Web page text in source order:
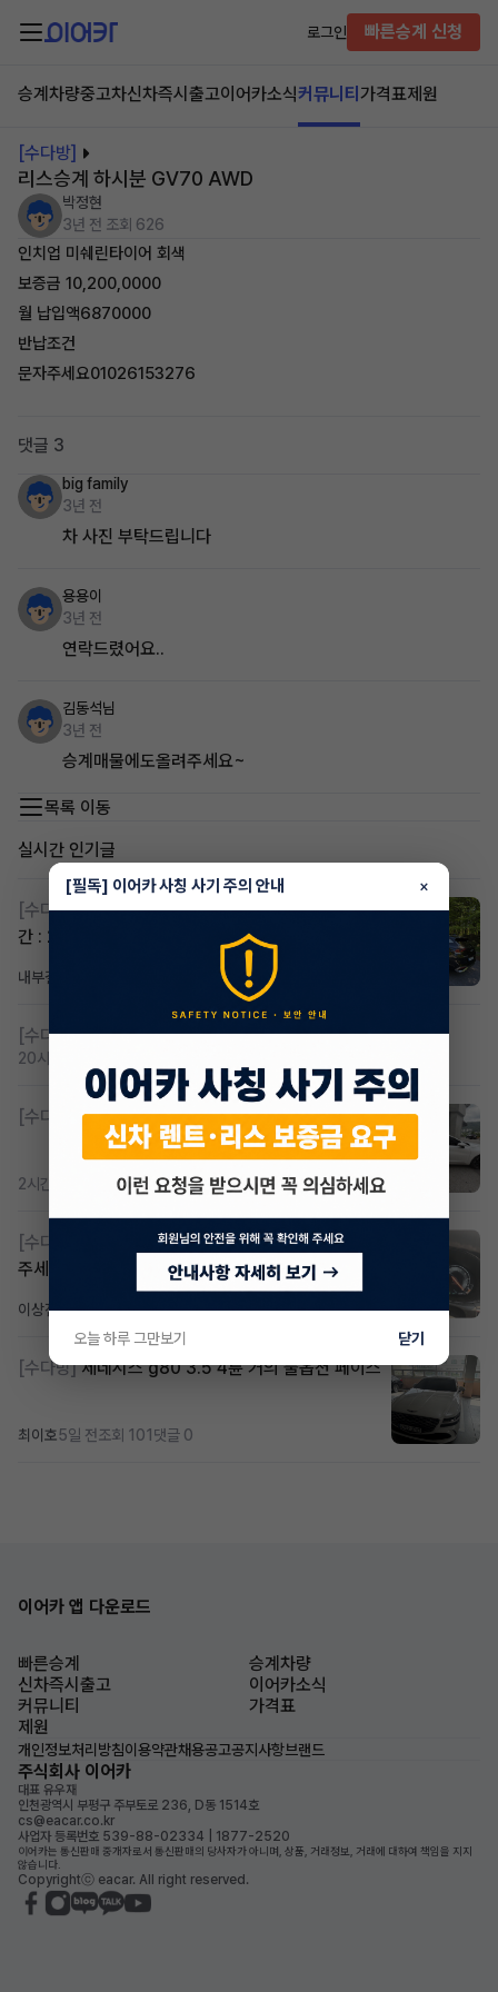
로그인 빠른승계 신청
승계차량중고차신차즉시출고이어카소식커뮤니티 가격표제원
[수다방]
리스승계 하시분 GV70 AWD
박정현
3년 전 조회 626
인치업 미쉐린타이어 회색
보증금 10,200,0000
월 납입액6870000
반납조건
문자주세요01026153276
댓글 3
big family
3년 전
차 사진 부탁드립니다
용용이
3년 전
연락드렸어요..
김동석님
3년 전
승계매물에도올려주세요~
목록 이동
실시간 인기글
[수다방] 스포티지하이브리드 승계합니다(잔여렌트기
간 : 26개월)
내부결재 댓글 1
[수다방] 저신용 무심사 or 신차 렌트 찾으시는분!!
20시간 전
[수다방] K8 하이브리드 (풀옵션) 758,780원
2시간 전 조회 372 댓글 3
[수다방]
Gv70 승계자분 구합니다 지원금 협의연락
주세요
이상진2일 전조회 184댓글 1
[수다방] 제네시스 g80 3.5 4륜 거의 풀옵션 페이스
최이호5일 전조회 101 댓글 0
이어카 앱 다운로드
빠른승계
승계차량
신차즉시출고
이어카소식
커뮤니티
가격표
제원
개인정보처리방침이용약관채용공고공지사항브랜드
주식회사 이어카
대표 유우재
인천광역시 부평구 주부토로 236, D동 1514호
cs@eacar.co.kr
사업자 등록번호 539-88-02334 | 1877-2520
이어카는 통신판매 중개자로서 통신판매의 당사자가 아니며, 상품, 거래정보, 거래에 대하여 책임을 지지
않습니다.
Copyrightⓒ eacar. All right reserved.
[필독] 이어카 사칭 사기 주의 안내 ×
오늘 하루 그만보기 닫기